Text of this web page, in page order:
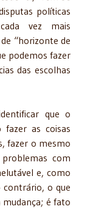
políticas
vez mais
“horizonte de
podemos fazer
das escolhas
que o
as coisas
fazer o mesmo
com
e, como
o que
mudança; é fato